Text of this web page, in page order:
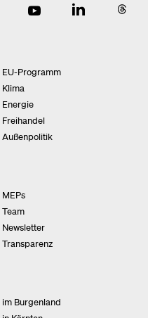
EU-Programm
Klima
Energie
Freihandel
Außenpolitik
MEPs
Team
Newsletter
Transparenz
im Burgenland